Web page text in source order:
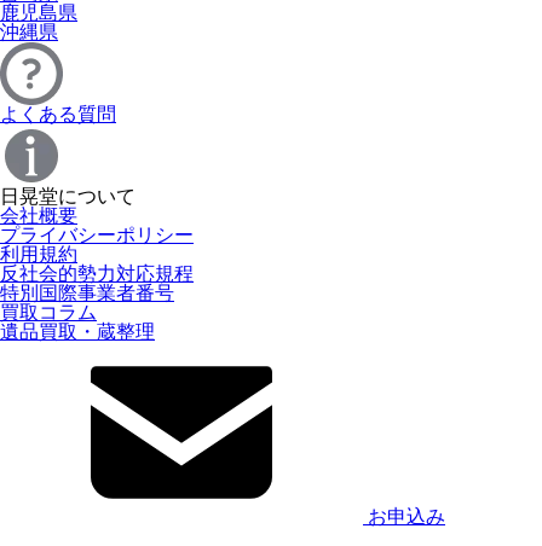
鹿児島県
沖縄県
よくある質問
日晃堂について
会社概要
プライバシーポリシー
利用規約
反社会的勢力対応規程
特別国際事業者番号
買取コラム
遺品買取・蔵整理
お申込み